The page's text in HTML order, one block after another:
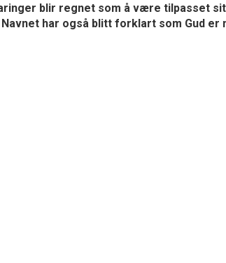
blir regnet som å være tilpasset
har også blitt forklart som Gud er